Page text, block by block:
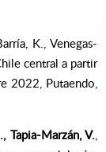
K., Venegas-
central a partir
2022, Putaendo,
Tapia-Marzán, V.